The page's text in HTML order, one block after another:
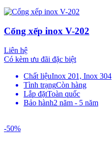
Cổng xếp inox V-202
Liên hệ
Có kèm ưu đãi đặc biệt
Chất liệuInox 201, Inox 304
Tình trạngCòn hàng
Lắp đặtToàn quốc
Bảo hành2 năm - 5 năm
-50%